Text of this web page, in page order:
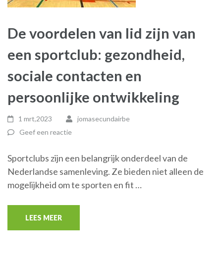
De voordelen van lid zijn van
een sportclub: gezondheid,
sociale contacten en
persoonlijke ontwikkeling
1 mrt,2023
jomasecundairbe
Geef een reactie
Sportclubs zijn een belangrijk onderdeel van de
Nederlandse samenleving. Ze bieden niet alleen de
mogelijkheid om te sporten en fit …
LEES MEER